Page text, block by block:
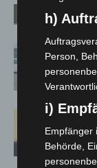
Verwandte
h)
Person,
i)
Empfänger
Behörde,